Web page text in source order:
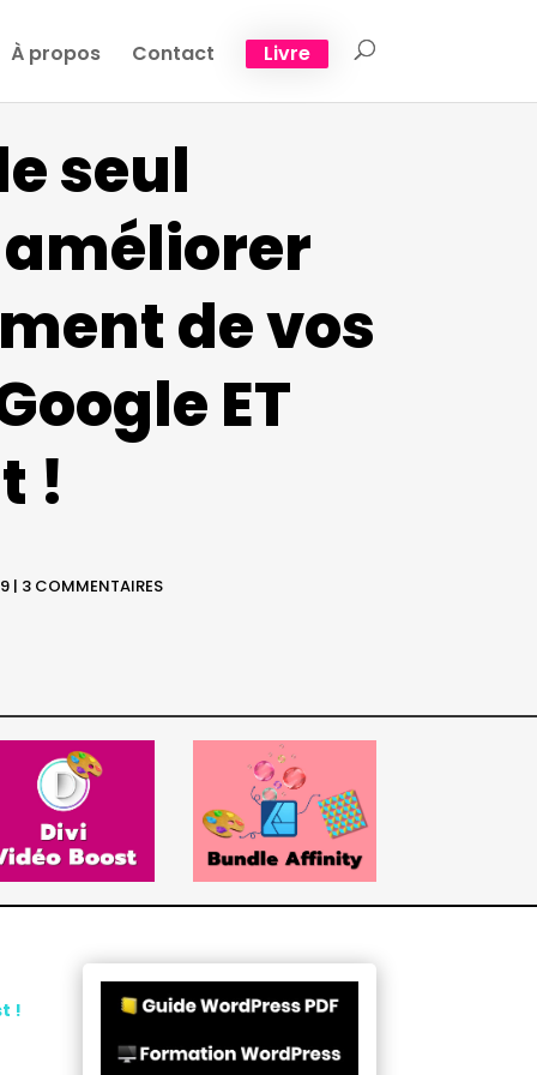
À propos Contact Livre
seul
de vos
ET
!
| 3 COMMENTAIRES
!